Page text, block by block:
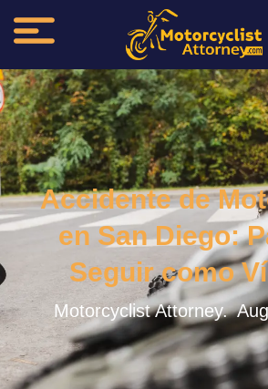
Accidente de
en San Diego:
Seguir como
Motorcyclist Attorney.